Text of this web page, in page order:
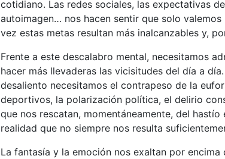
cotidiano. Las redes sociales, las expectativas
autoimagen… nos hacen sentir que solo
vez estas metas resultan más inalcanzables y,
Frente a este descalabro mental, necesitamos
hacer más llevaderas las vicisitudes del día a
desaliento necesitamos el contrapeso de la
deportivos, la polarización política, el delirio
que nos rescatan, momentáneamente, del
realidad que no siempre nos resulta
La fantasía y la emoción nos exaltan por